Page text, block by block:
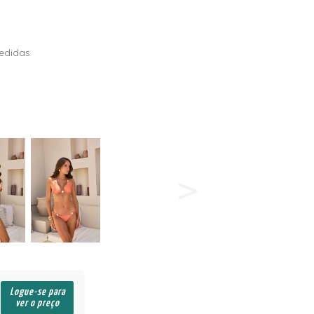
Logue-se para
ver o preço